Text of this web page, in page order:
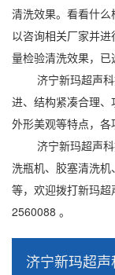
清洗效果。看看什
以咨询相关厂家并
量检验清洗效果，已
济宁新玛超声
进、结构紧凑合理、
外形美观等特点，各
济宁新玛超声
洗瓶机、胶塞清洗
等，欢迎拨打新玛
2560088 。
济宁新玛超